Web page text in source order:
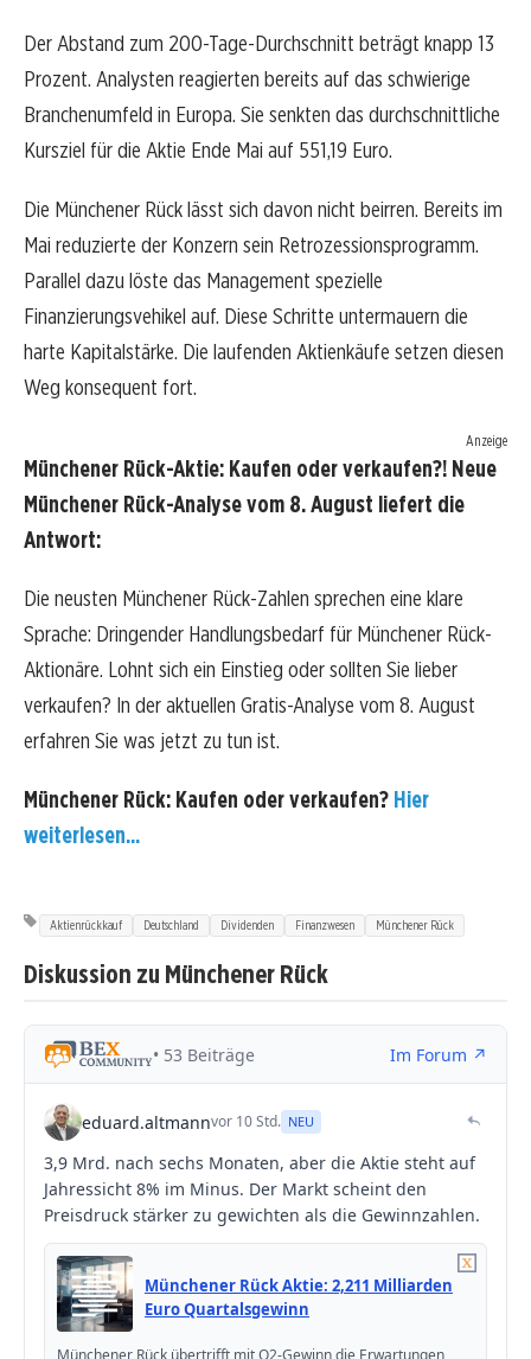
Der Abstand zum 200-Tage-Durchschnitt beträgt knapp 13
Prozent. Analysten reagierten bereits auf das schwierige
Branchenumfeld in Europa. Sie senkten das durchschnittliche
Kursziel für die Aktie Ende Mai auf 551,19 Euro.
Die Münchener Rück lässt sich davon nicht beirren. Bereits im
Mai reduzierte der Konzern sein Retrozessionsprogramm.
Parallel dazu löste das Management spezielle
Finanzierungsvehikel auf. Diese Schritte untermauern die
harte Kapitalstärke. Die laufenden Aktienkäufe setzen diesen
Weg konsequent fort.
Anzeige
Münchener Rück-Aktie: Kaufen oder verkaufen?! Neue
Münchener Rück-Analyse vom 8. August liefert die
Antwort:
Die neusten Münchener Rück-Zahlen sprechen eine klare
Sprache: Dringender Handlungsbedarf für Münchener Rück-
Aktionäre. Lohnt sich ein Einstieg oder sollten Sie lieber
verkaufen? In der aktuellen Gratis-Analyse vom 8. August
erfahren Sie was jetzt zu tun ist.
Münchener Rück: Kaufen oder verkaufen? Hier
weiterlesen...
Aktienrückkauf Deutschland Dividenden Finanzwesen Münchener Rück
Diskussion zu Münchener Rück